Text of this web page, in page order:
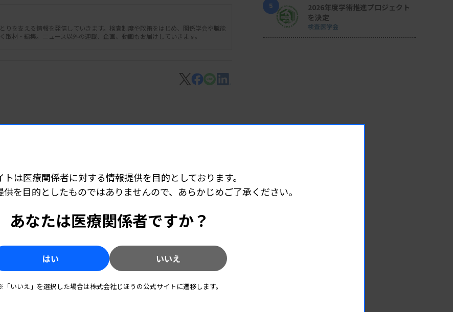
した血中循環腫瘍DNA（ctDNA）で、
者の特定が可能になるとの研究成果を
患者集団を高精度に特定できることが
あるいは抗EGFR抗体薬を組み合わせて
きランダム化比較試験に参加した患者
果の関連を検討するバイオマーカー研
示した。
りを支える情報を発信していきます。検査制度や政策をはじめ、関係学会や職能
材・編集。ニュース以外の連載、企画、動画もお届けしていきます。
5
2026年度学術推進プロジェクト
を決定
検査医学会
トは医療関係者に対する情報提供を目的としております。
を目的としたものではありませんので、あらかじめご了承ください。
あなたは医療関係者ですか？
はい いいえ
いいえ」を選択した場合は株式会社じほうの公式サイトに遷移します。